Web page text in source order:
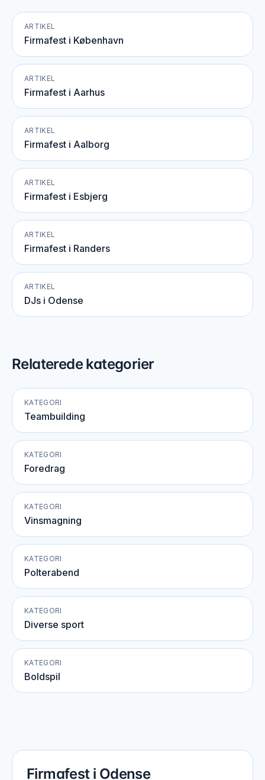
ARTIKEL
Firmafest i København
ARTIKEL
Firmafest i Aarhus
ARTIKEL
Firmafest i Aalborg
ARTIKEL
Firmafest i Esbjerg
ARTIKEL
Firmafest i Randers
ARTIKEL
DJs i Odense
Relaterede kategorier
KATEGORI
Teambuilding
KATEGORI
Foredrag
KATEGORI
Vinsmagning
KATEGORI
Polterabend
KATEGORI
Diverse sport
KATEGORI
Boldspil
Firmafest i Odense